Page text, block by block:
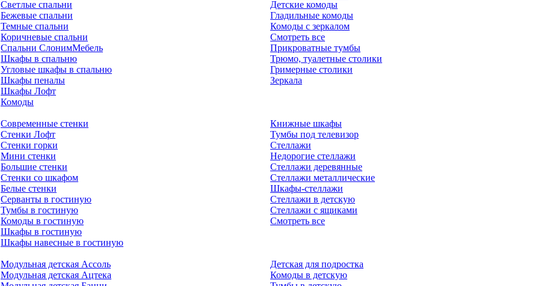
Светлые спальни
Бежевые спальни
Темные спальни
Коричневые спальни
Спальни СлонимМебель
Шкафы в спальню
Угловые шкафы в спальню
Шкафы пеналы
Шкафы Лофт
Комоды
Детские комоды
Гладильные комоды
Комоды с зеркалом
Смотреть все
Прикроватные тумбы
Трюмо, туалетные столики
Гримерные столики
Зеркала
Современные стенки
Стенки Лофт
Стенки горки
Мини стенки
Большие стенки
Стенки со шкафом
Белые стенки
Серванты в гостиную
Тумбы в гостиную
Комоды в гостиную
Шкафы в гостиную
Шкафы навесные в гостиную
Книжные шкафы
Тумбы под телевизор
Стеллажи
Недорогие стеллажи
Стеллажи деревянные
Стеллажи металлические
Шкафы-стеллажи
Стеллажи в детскую
Стеллажи с ящиками
Смотреть все
Модульная детская Ассоль
Модульная детская Ацтека
Детская для подростка
Комоды в детскую